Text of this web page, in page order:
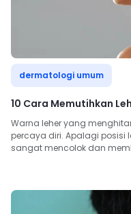
dermatologi umum
10 Cara Memutihkan
Warna leher yang
percaya diri. Apalagi posisi
sangat mencolok dan